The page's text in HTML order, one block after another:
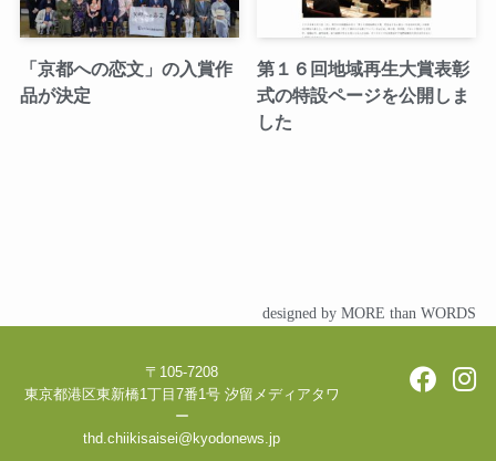
「京都への恋文」の入賞作
品が決定
第１６回地域再生大賞表彰
式の特設ページを公開しま
した
designed by MORE than WORDS
〒105-7208
東京都港区東新橋1丁目7番1号 汐留メディアタワ
ー
thd.chiikisaisei@kyodonews.jp